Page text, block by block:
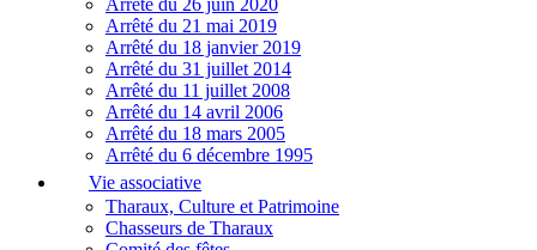
Arrêté du 26 juin 2020
Arrêté du 21 mai 2019
Arrêté du 18 janvier 2019
Arrêté du 31 juillet 2014
Arrêté du 11 juillet 2008
Arrêté du 14 avril 2006
Arrêté du 18 mars 2005
Arrêté du 6 décembre 1995
Vie associative
Tharaux, Culture et Patrimoine
Chasseurs de Tharaux